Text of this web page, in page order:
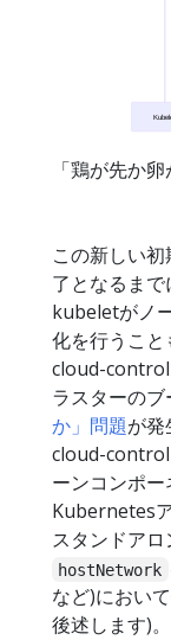
「鶏が先か
この新しい
了となるまで
kubeletがノ
化を行うこ
cloud-
ラスターの
か」問題が発
cloud-
ーンコンポ
Kubernetes
スタンドア
hostNetwork
など)におい
後述します)。